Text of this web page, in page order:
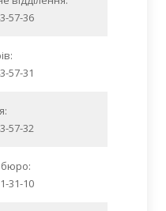
57-36
57-31
57-32
бюро:
31-10